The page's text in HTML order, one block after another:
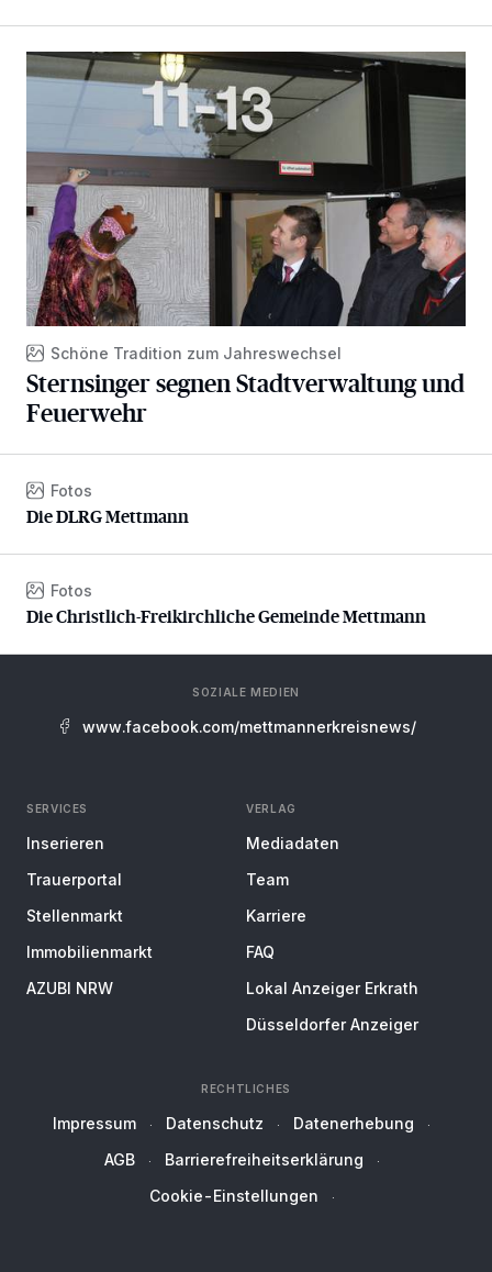
Sternsinger segnen Stadtverwaltung und Feuerwehr
Schöne Tradition zum Jahreswechsel
Sternsinger segnen Stadtverwaltung und
Feuerwehr
Die DLRG Mettmann
Fotos
Die DLRG Mettmann
Die Christlich-Freikirchliche Gemeinde Mettmann
Fotos
Die Christlich-Freikirchliche Gemeinde Mettmann
SOZIALE MEDIEN
www.facebook.com/mettmannerkreisnews/
SERVICES
Inserieren
Trauerportal
Stellenmarkt
Immobilienmarkt
AZUBI NRW
VERLAG
Mediadaten
Team
Karriere
FAQ
Lokal Anzeiger Erkrath
Düsseldorfer Anzeiger
RECHTLICHES
Impressum Datenschutz
Datenerhebung
AGB
Barrierefreiheitserklärung
Cookie-Einstellungen